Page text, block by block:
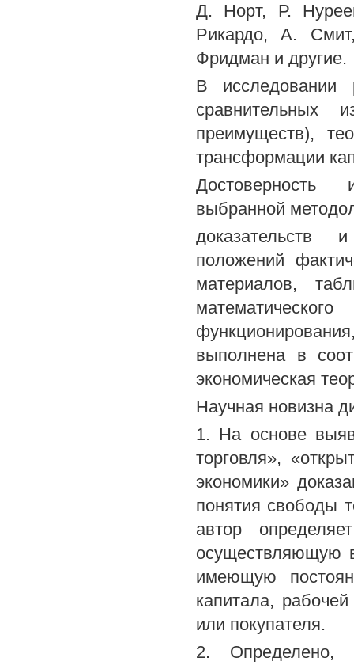
Д. Норт, Р.
Рикардо, А.
Фридман и другие.
В исследовании
сравнительных
преимуществ),
трансформации
Достоверность
выбранной
доказательств
положений
материалов,
выполнена в
экономическая
Научная новизна
1. На основе
торговля»,
экономики»
понятия свободы
автор
осуществляющую
имеющую
капитала,
или покупателя.
2. Определено,